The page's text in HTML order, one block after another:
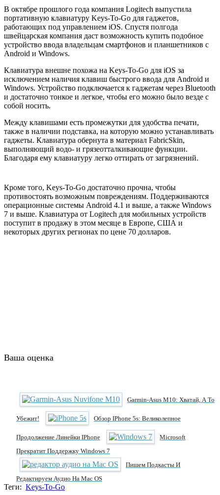
В октябре прошлого года компания Logitech выпустила
портативную клавиатуру Keys-To-Go для гаджетов,
работающих под управлением iOS. Спустя полгода
швейцарская компания даст возможность купить подобное
устройство ввода владельцам смартфонов и планшетников с
Android и Windows.
Клавиатура внешне похожа на Keys-To-Go для iOS за
исключением наличия клавиш быстрого ввода для Android и
Windows. Устройство подключается к гаджетам через Bluetooth
и достаточно тонкое и легкое, чтобы его можно было везде с
собой носить.
Между клавишами есть промежутки для удобства печати,
также в наличии подставка, на которую можно устанавливать
гаджеты. Клавиатура обернута в материал FabricSkin,
выполняющий водо- и грязеотталкивающие функции.
Благодаря ему клавиатуру легко оттирать от загрязнений.
Кроме того, Keys-To-Go достаточно прочна, чтобы
противостоять возможным повреждениям. Поддерживаются
операционные системы Android 4.1 и выше, а также Windows
7 и выше. Клавиатура от Logitech для мобильных устройств
поступит в продажу в этом месяце в Европе, США и
некоторых других регионах по цене 70 долларов.
Ваша оценка
Garmin-Asus M10: Хватай, А То
Убежит! Обзор IPhone 5s: Великолепное
Продолжение Линейки IPhone
Microsoft
Прекратит Поддержку Windows 7
Пишем Подкасты И
Редактируем Аудио На Mac OS
Теги: Keys-To-Go